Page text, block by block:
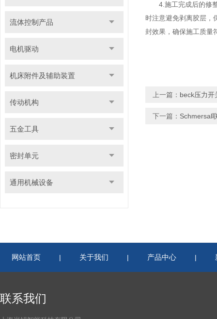
流体控制产品
电机驱动
机床附件及辅助装置
传动机构
五金工具
密封单元
通用机械设备
4.施工完成后的修整
时注意避免剥离胶层，
封效果，确保施工质量
上一篇： beck压力开
下一篇： Schmersal
网站首页 | 关于我们 | 产品中心 |
联系我们